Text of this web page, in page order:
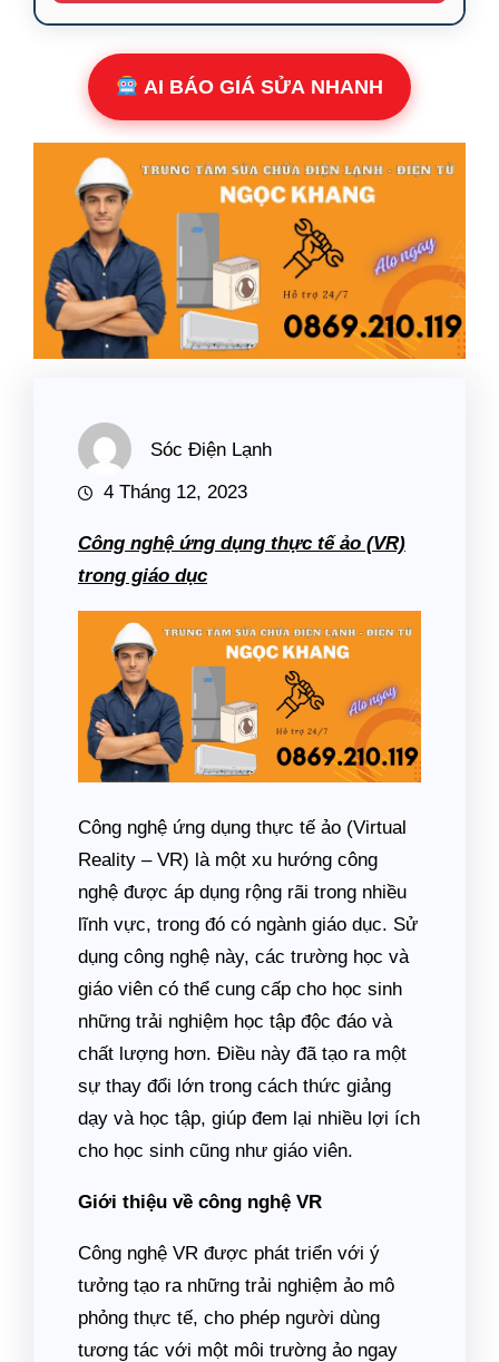
AI BÁO GIÁ SỬA NHANH
Sóc Điện Lạnh
4 Tháng 12, 2023
Công nghệ ứng dụng thực tế ảo (VR)
trong giáo dục
Công nghệ ứng dụng thực tế ảo (Virtual
Reality – VR) là một xu hướng công
nghệ được áp dụng rộng rãi trong nhiều
lĩnh vực, trong đó có ngành giáo dục. Sử
dụng công nghệ này, các trường học và
giáo viên có thể cung cấp cho học sinh
những trải nghiệm học tập độc đáo và
chất lượng hơn. Điều này đã tạo ra một
sự thay đổi lớn trong cách thức giảng
dạy và học tập, giúp đem lại nhiều lợi ích
cho học sinh cũng như giáo viên.
Giới thiệu về công nghệ VR
Công nghệ VR được phát triển với ý
tưởng tạo ra những trải nghiệm ảo mô
phỏng thực tế, cho phép người dùng
tương tác với một môi trường ảo ngay